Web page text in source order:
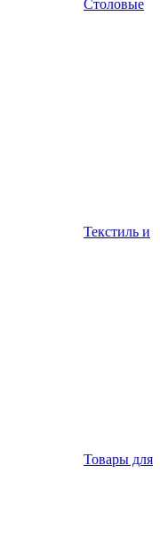
Столовые
Текстиль и
Товары для